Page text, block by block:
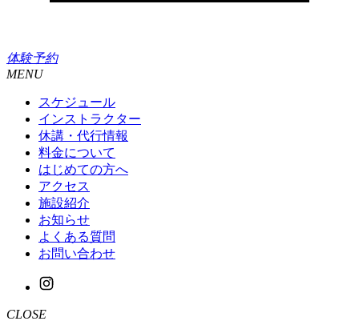
体験予約
MENU
スケジュール
インストラクター
休講・代行情報
料金について
はじめての方へ
アクセス
施設紹介
お知らせ
よくある質問
お問い合わせ
CLOSE